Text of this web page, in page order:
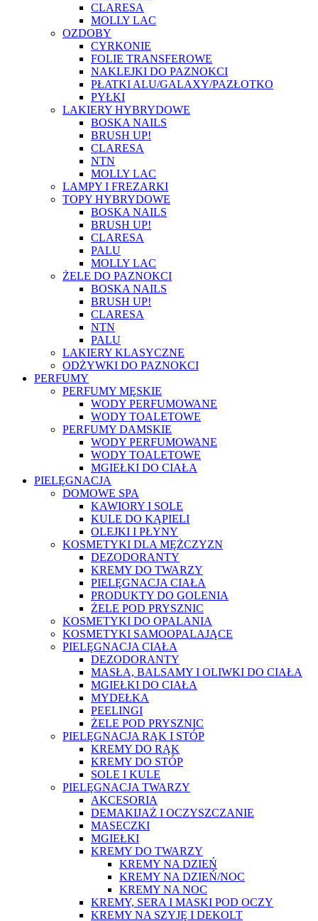
CLARESA
MOLLY LAC
OZDOBY
CYRKONIE
FOLIE TRANSFEROWE
NAKLEJKI DO PAZNOKCI
PŁATKI ALU/GALAXY/PAZŁOTKO
PYŁKI
LAKIERY HYBRYDOWE
BOSKA NAILS
BRUSH UP!
CLARESA
NTN
MOLLY LAC
LAMPY I FREZARKI
TOPY HYBRYDOWE
BOSKA NAILS
BRUSH UP!
CLARESA
PALU
MOLLY LAC
ŻELE DO PAZNOKCI
BOSKA NAILS
BRUSH UP!
CLARESA
NTN
PALU
LAKIERY KLASYCZNE
ODŻYWKI DO PAZNOKCI
PERFUMY
PERFUMY MĘSKIE
WODY PERFUMOWANE
WODY TOALETOWE
PERFUMY DAMSKIE
WODY PERFUMOWANE
WODY TOALETOWE
MGIEŁKI DO CIAŁA
PIELĘGNACJA
DOMOWE SPA
KAWIORY I SOLE
KULE DO KĄPIELI
OLEJKI I PŁYNY
KOSMETYKI DLA MĘŻCZYZN
DEZODORANTY
KREMY DO TWARZY
PIELĘGNACJA CIAŁA
PRODUKTY DO GOLENIA
ŻELE POD PRYSZNIC
KOSMETYKI DO OPALANIA
KOSMETYKI SAMOOPALAJĄCE
PIELĘGNACJA CIAŁA
DEZODORANTY
MASŁA, BALSAMY I OLIWKI DO CIAŁA
MGIEŁKI DO CIAŁA
MYDEŁKA
PEELINGI
ŻELE POD PRYSZNIC
PIELĘGNACJA RĄK I STÓP
KREMY DO RĄK
KREMY DO STÓP
SOLE I KULE
PIELĘGNACJA TWARZY
AKCESORIA
DEMAKIJAŻ I OCZYSZCZANIE
MASECZKI
MGIEŁKI
KREMY DO TWARZY
KREMY NA DZIEŃ
KREMY NA DZIEŃ/NOC
KREMY NA NOC
KREMY, SERA I MASKI POD OCZY
KREMY NA SZYJĘ I DEKOLT